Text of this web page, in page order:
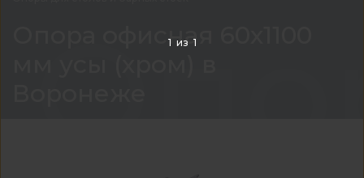
Опора офисная 60х1100
1 из 1